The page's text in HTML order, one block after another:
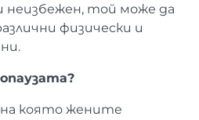
неизбежен, той може да
физически и
която жените